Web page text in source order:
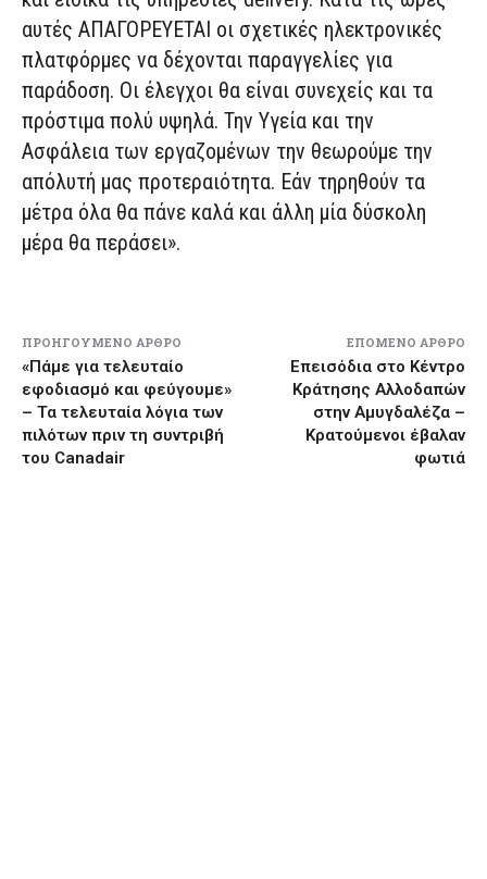
αυτές ΑΠΑΓΟΡΕΥΕΤΑΙ οι σχετικές ηλεκτρονικές
πλατφόρμες να δέχονται παραγγελίες για
παράδοση. Οι έλεγχοι θα είναι συνεχείς και τα
πρόστιμα πολύ υψηλά. Την Υγεία και την
Ασφάλεια των εργαζομένων την θεωρούμε την
απόλυτή μας προτεραιότητα. Εάν τηρηθούν τα
μέτρα όλα θα πάνε καλά και άλλη μία δύσκολη
μέρα θα περάσει».
ΠΡΟΗΓΟΎΜΕΝΟ ΆΡΘΡΟ
«Πάμε για τελευταίο
εφοδιασμό και φεύγουμε»
– Τα τελευταία λόγια των
πιλότων πριν τη συντριβή
του Canadair
ΕΠΌΜΕΝΟ ΆΡΘΡΟ
Επεισόδια στο Κέντρο
Κράτησης Αλλοδαπών
στην Αμυγδαλέζα –
Κρατούμενοι έβαλαν
φωτιά